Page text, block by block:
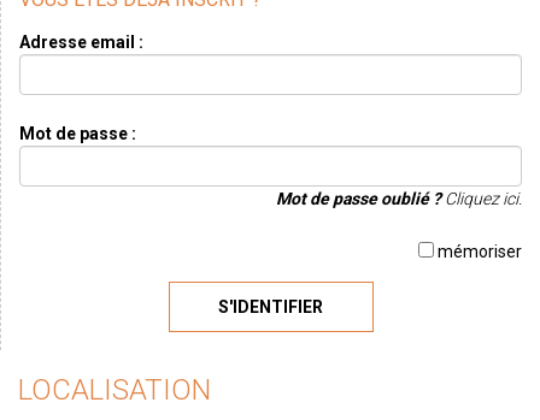
Adresse email :
Mot de passe :
Mot de passe oublié ?Cliquez ici.
mémoriser
S'IDENTIFIER
LOCALISATION